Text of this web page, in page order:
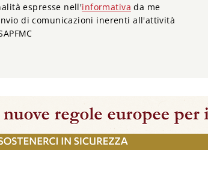
espresse nell'informativa da me
di comunicazioni inerenti all'attività